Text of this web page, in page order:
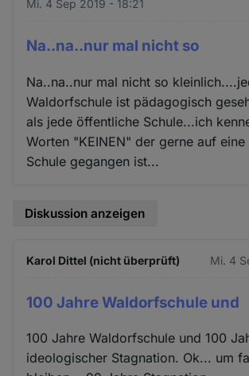
Mi. 4 Sep 2019 - 18:21
Na..na..nur mal nicht so
Na..na..nur mal nicht so
Waldorfschule ist pädagogisch
als jede öffentliche Schule...ich
Worten "KEINEN" der gerne auf
Schule gegangen ist...
Diskussion anzeigen
Karol Dittel (nicht überprüft) Mi. 4
100 Jahre Waldorfschule und
100 Jahre Waldorfschule und 100
ideologischer Stagnation. Ok... um